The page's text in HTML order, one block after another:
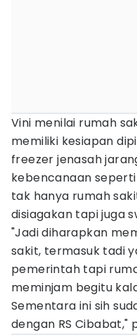
Vini menilai rumah
memiliki kesiapan
freezer jenasah
kebencanaan
tak hanya rumah
disiagakan tapi juga
"Jadi diharapkan
sakit, termasuk tadi
pemerintah tapi
meminjam begitu
Sementara ini sih
dengan RS Cibabat,"